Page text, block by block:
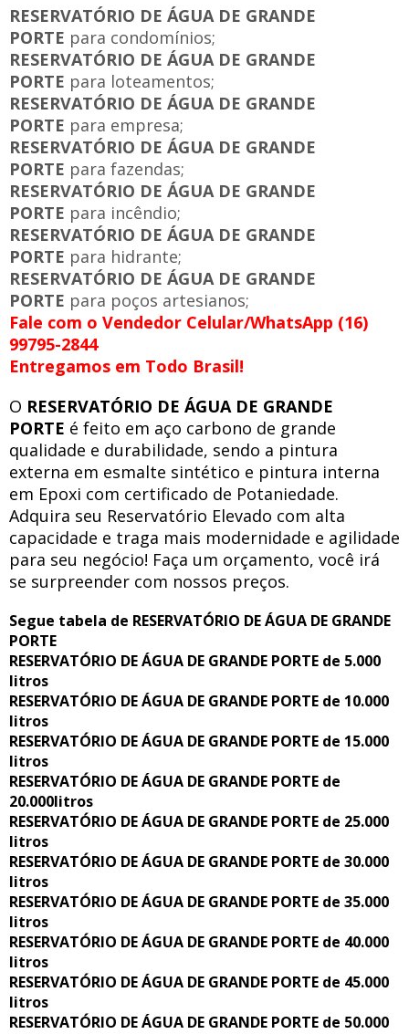
RESERVATÓRIO DE ÁGUA DE GRANDE
PORTE para condomínios;
RESERVATÓRIO DE ÁGUA DE GRANDE
PORTE para loteamentos;
RESERVATÓRIO DE ÁGUA DE GRANDE
PORTE para empresa;
RESERVATÓRIO DE ÁGUA DE GRANDE
PORTE para fazendas;
RESERVATÓRIO DE ÁGUA DE GRANDE
PORTE para incêndio;
RESERVATÓRIO DE ÁGUA DE GRANDE
PORTE para hidrante;
RESERVATÓRIO DE ÁGUA DE GRANDE
PORTE para poços artesianos;
Fale com o Vendedor Celular/WhatsApp (16)
99795-2844
Entregamos em Todo Brasil!
O RESERVATÓRIO DE ÁGUA DE GRANDE
PORTE é feito em aço carbono de grande
qualidade e durabilidade, sendo a pintura
externa em esmalte sintético e pintura interna
em Epoxi com certificado de Potaniedade.
Adquira seu Reservatório Elevado com alta
capacidade e traga mais modernidade e agilidade
para seu negócio! Faça um orçamento, você irá
se surpreender com nossos preços.
Segue tabela de RESERVATÓRIO DE ÁGUA DE GRANDE
PORTE
RESERVATÓRIO DE ÁGUA DE GRANDE PORTE de 5.000
litros
RESERVATÓRIO DE ÁGUA DE GRANDE PORTE de 10.000
litros
RESERVATÓRIO DE ÁGUA DE GRANDE PORTE de 15.000
litros
RESERVATÓRIO DE ÁGUA DE GRANDE PORTE de
20.000litros
RESERVATÓRIO DE ÁGUA DE GRANDE PORTE de 25.000
litros
RESERVATÓRIO DE ÁGUA DE GRANDE PORTE de 30.000
litros
RESERVATÓRIO DE ÁGUA DE GRANDE PORTE de 35.000
litros
RESERVATÓRIO DE ÁGUA DE GRANDE PORTE de 40.000
litros
RESERVATÓRIO DE ÁGUA DE GRANDE PORTE de 45.000
litros
RESERVATÓRIO DE ÁGUA DE GRANDE PORTE de 50.000